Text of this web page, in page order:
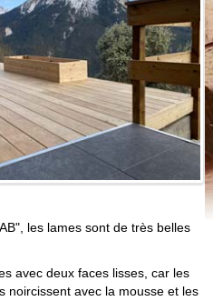
les lames sont de très belles
avec deux faces lisses, car les
noircissent avec la mousse et les